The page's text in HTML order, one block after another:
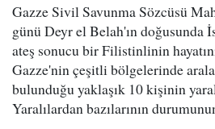
Gazze Sivil Savunma Sözcüsü
günü Deyr el Belah'ın doğusunda
ateş sonucu bir Filistinlinin
Gazze'nin çeşitli bölgelerinde
bulunduğu yaklaşık 10 kişinin
Yaralılardan bazılarının